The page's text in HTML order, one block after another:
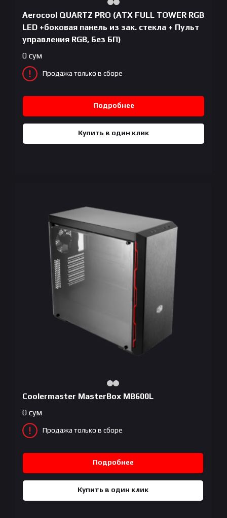
Aerocool QUARTZ PRO (ATX FULL TOWER RGB
LED +боковая панель из зак. стекла + Пульт
управления RGB, Без БП)
0 сум
Продажа только в сборе
Подробнее
Купить в один клик
Coolermaster MasterBox MB600L
0 сум
Продажа только в сборе
Подробнее
Купить в один клик